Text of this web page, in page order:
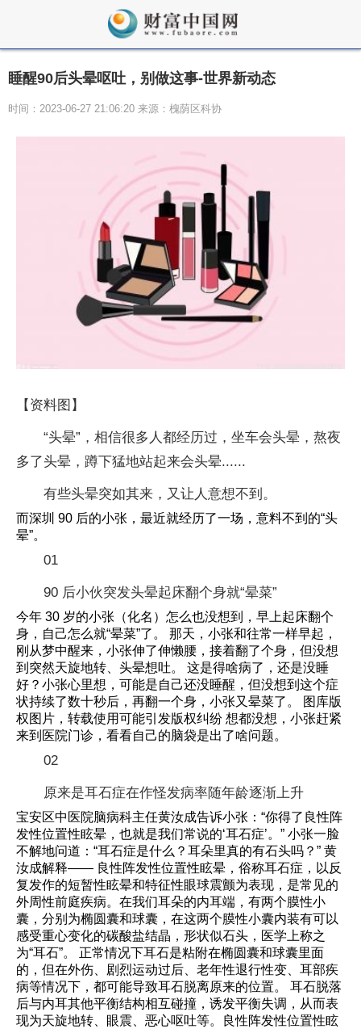
睡醒90后头晕呕吐，别做这事-世界新动态
时间：2023-06-27 21:06:20 来源：槐荫区科协
【资料图】
“头晕”，相信很多人都经历过，坐车会头晕，熬夜
多了头晕，蹲下猛地站起来会头晕......
有些头晕突如其来，又让人意想不到。
而深圳 90 后的小张，最近就经历了一场，意料不到的“头
晕”。
01
90 后小伙突发头晕起床翻个身就“晕菜”
今年 30 岁的小张（化名）怎么也没想到，早上起床翻个
身，自己怎么就“晕菜”了。 那天，小张和往常一样早起，
刚从梦中醒来，小张伸了伸懒腰，接着翻了个身，但没想
到突然天旋地转、头晕想吐。 这是得啥病了，还是没睡
好？小张心里想，可能是自己还没睡醒，但没想到这个症
状持续了数十秒后，再翻一个身，小张又晕菜了。 图库版
权图片，转载使用可能引发版权纠纷 想都没想，小张赶紧
来到医院门诊，看看自己的脑袋是出了啥问题。
02
原来是耳石症在作怪发病率随年龄逐渐上升
宝安区中医院脑病科主任黄汝成告诉小张：“你得了良性阵
发性位置性眩晕，也就是我们常说的‘耳石症’。” 小张一脸
不解地问道：“耳石症是什么？耳朵里真的有石头吗？” 黄
汝成解释—— 良性阵发性位置性眩晕，俗称耳石症，以反
复发作的短暂性眩晕和特征性眼球震颤为表现，是常见的
外周性前庭疾病。在我们耳朵的内耳端，有两个膜性小
囊，分别为椭圆囊和球囊，在这两个膜性小囊内装有可以
感受重心变化的碳酸盐结晶，形状似石头，医学上称之
为“耳石”。 正常情况下耳石是粘附在椭圆囊和球囊里面
的，但在外伤、剧烈运动过后、老年性退行性变、耳部疾
病等情况下，都可能导致耳石脱离原来的位置。 耳石脱落
后与内耳其他平衡结构相互碰撞，诱发平衡失调，从而表
现为天旋地转、眼震、恶心呕吐等。良性阵发性位置性眩